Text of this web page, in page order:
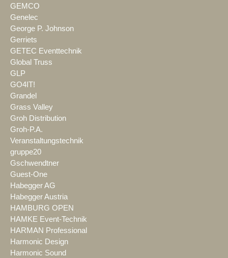
GEMCO
Genelec
George P. Johnson
Gerriets
GETEC Eventtechnik
Global Truss
GLP
GO4IT!
Grandel
Grass Valley
Groh Distribution
Groh-P.A.
Veranstaltungstechnik
gruppe20
Gschwendtner
Guest-One
Habegger AG
Habegger Austria
HAMBURG OPEN
HAMKE Event-Technik
HARMAN Professional
Harmonic Design
Harmonic Sound